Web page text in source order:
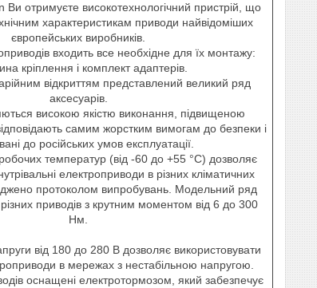
отримуєте високотехнологічний пристрій, що
характеристикам приводи найвідоміших
європейських виробників.
входить все необхідне для їх монтажу:
кріплення і комплект адаптерів.
відкриттям представлений великий ряд
аксесуарів.
високою якістю виконання, підвищеною
самим жорстким вимогам до безпеки і
до російських умов експлуатації.
температур (від -60 до +55 °С) дозволяє
електроприводи в різних кліматичних
протоколом випробувань. Модельний ряд
приводів з крутним моментом від 6 до 300
Нм.
від 180 до 280 В дозволяє використовувати
в мережах з нестабільною напругою.
оснащені електротормозом, який забезпечує